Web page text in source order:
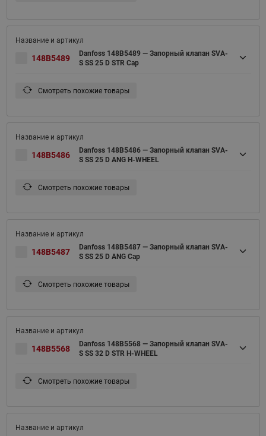
148B5489
Danfoss 148B5489 — Запорный клапан SVA-
S SS 25 D STR Cap
Смотреть похожие товары
148B5486
Danfoss 148B5486 — Запорный клапан SVA-
S SS 25 D ANG H-WHEEL
Смотреть похожие товары
148B5487
Danfoss 148B5487 — Запорный клапан SVA-
S SS 25 D ANG Cap
Смотреть похожие товары
148B5568
Danfoss 148B5568 — Запорный клапан SVA-
S SS 32 D STR H-WHEEL
Смотреть похожие товары